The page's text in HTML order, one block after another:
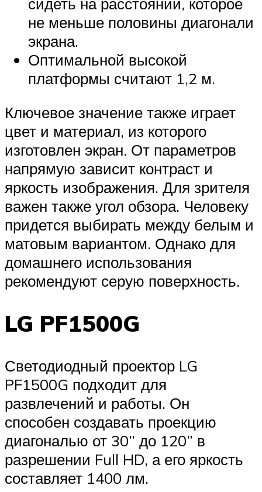
сидеть на расстоянии, которое
не меньше половины диагонали
экрана.
Оптимальной высокой
платформы считают 1,2 м.
Ключевое значение также играет
цвет и материал, из которого
изготовлен экран. От параметров
напрямую зависит контраст и
яркость изображения. Для зрителя
важен также угол обзора. Человеку
придется выбирать между белым и
матовым вариантом. Однако для
домашнего использования
рекомендуют серую поверхность.
LG PF1500G
Светодиодный проектор LG
PF1500G подходит для
развлечений и работы. Он
способен создавать проекцию
диагональю от 30” до 120” в
разрешении Full HD, а его яркость
составляет 1400 лм.